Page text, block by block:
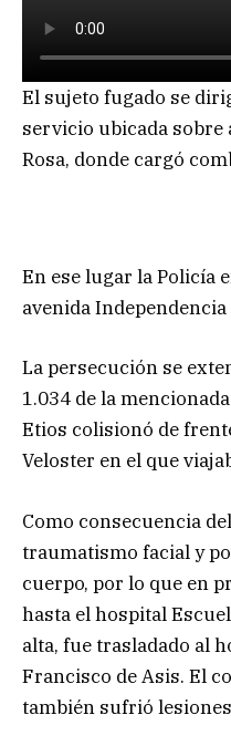
El sujeto fugado se
servicio ubicada sobre
Rosa, donde cargó
En ese lugar la Policía
avenida
La persecución se
1.034 de la
Etios colisionó de
Veloster en el que
Como consecuencia
traumatismo facial y
cuerpo, por lo que en
hasta el hospital
alta, fue trasladado al
Francisco de Asis. El
también sufrió